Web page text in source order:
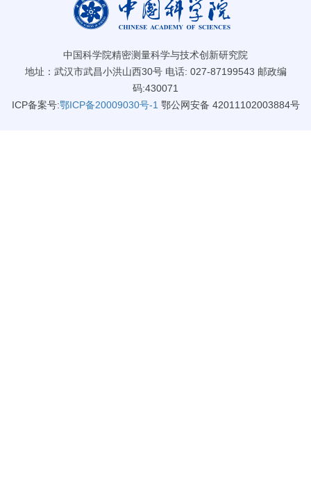
中国科学院精密测量科学与技术创新研究院
地址：武汉市武昌小洪山西30号 电话: 027-87199543 邮政编
码:430071
ICP备案号:鄂ICP备20009030号-1 鄂公网安备 42011102003884号